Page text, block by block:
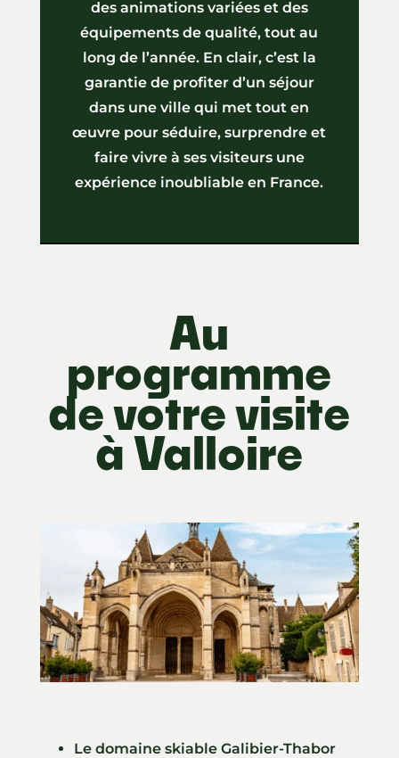
des animations variées et des
équipements de qualité, tout au
long de l’année. En clair, c’est la
garantie de profiter d’un séjour
dans une ville qui met tout en
œuvre pour séduire, surprendre et
faire vivre à ses visiteurs une
expérience inoubliable en France.
Au
programme
de votre visite
à Valloire
Le domaine skiable Galibier-Thabor